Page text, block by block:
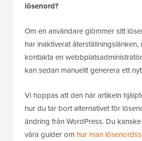
lösenord?
Om en användare glömmer sitt
har inaktiverat återställningslänken,
kontakta en
kan sedan manuellt generera ett
Vi hoppas att den här artikeln
hur du tar bort alternativet för
ändring från WordPress. Du
våra guider om hur man